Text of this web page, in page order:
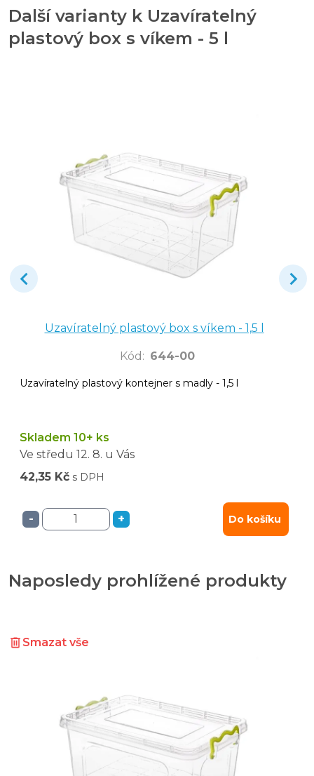
Další varianty k Uzavíratelný
plastový box s víkem - 5 l
Uzavíratelný plastový box s víkem - 1,5 l
Kód : 644-00
Uzavíratelný plastový kontejner s madly - 1,5 l
Skladem 10+ ks
Ve středu 12. 8. u Vás
42,35 Kč s DPH
- + Do košíku
Naposledy prohlížené produkty
Smazat vše